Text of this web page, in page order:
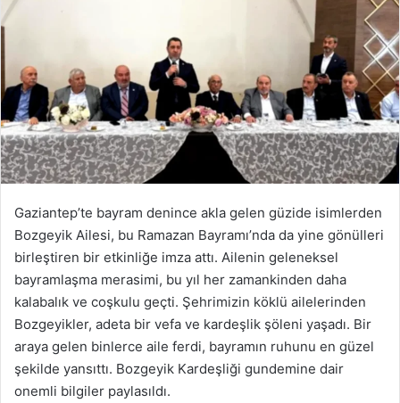
Gaziantep’te bayram denince akla gelen güzide isimlerden
Bozgeyik Ailesi, bu Ramazan Bayramı’nda da yine gönülleri
birleştiren bir etkinliğe imza attı. Ailenin geleneksel
bayramlaşma merasimi, bu yıl her zamankinden daha
kalabalık ve coşkulu geçti. Şehrimizin köklü ailelerinden
Bozgeyikler, adeta bir vefa ve kardeşlik şöleni yaşadı. Bir
araya gelen binlerce aile ferdi, bayramın ruhunu en güzel
şekilde yansıttı. Bozgeyik Kardeşliği gundemine dair
onemli bilgiler paylasıldı.